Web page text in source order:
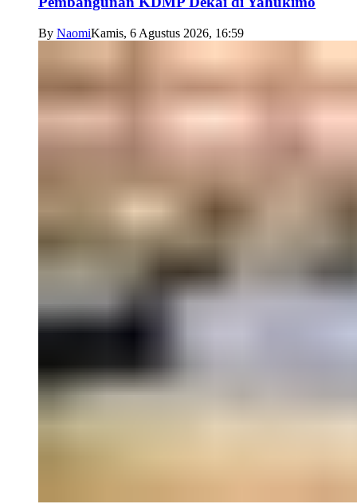
By NaomiKamis, 6 Agustus 2026, 16:59